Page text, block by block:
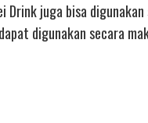
Drink juga bisa digunakan
digunakan secara